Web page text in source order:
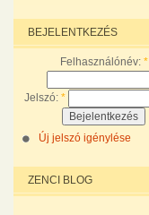
BEJELENTKEZÉS
Felhasználónév: *
Jelszó: *
Új jelszó igénylése
ZENCI BLOG